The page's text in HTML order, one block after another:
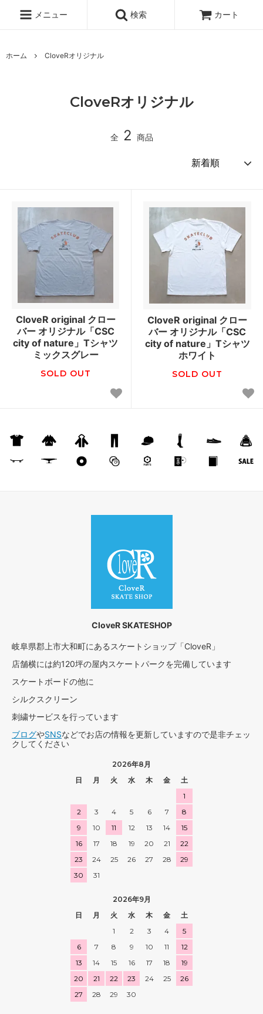
メニュー 検索 カート
ホーム CloveRオリジナル
CloveRオリジナル
全 2 商品
CloveR original クロー
バー オリジナル「CSC
city of nature」Tシャツ
ミックスグレー
SOLD OUT
CloveR original クロー
バー オリジナル「CSC
city of nature」Tシャツ
ホワイト
SOLD OUT
CloveR SKATESHOP
岐阜県郡上市大和町にあるスケートショップ「CloveR」
店舗横には約120坪の屋内スケートパークを完備しています
スケートボードの他に
シルクスクリーン
刺繍サービスを行っています
ブログやSNSなどでお店の情報を更新していますので是非チェッ
クしてください
2026年8月
日
月 火 水 木 金
土
1
2
3 4 5 6 7
8
9
10 11 12 13 14
15
16
17 18 19 20 21
22
23
24 25 26 27 28
29
30
31
2026年9月
日
月 火 水 木 金
土
1
2 3 4
5
6
7 8 9 10 11
12
13
14 15 16 17 18
19
20
21 22 23 24 25
26
27
28 29 30